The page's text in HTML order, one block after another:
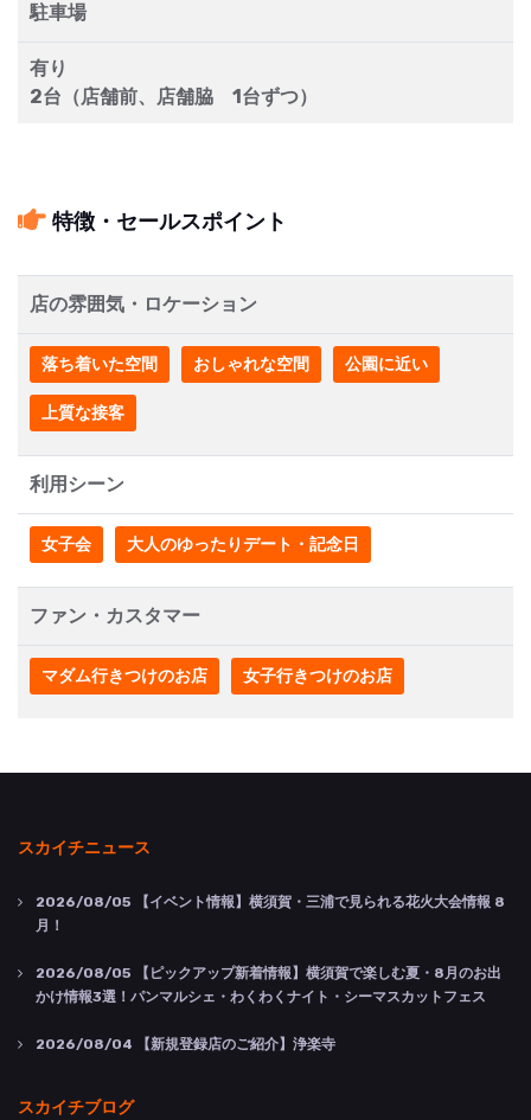
駐車場
有り
2台（店舗前、店舗脇 1台ずつ）
特徴・セールスポイント
店の雰囲気・ロケーション
落ち着いた空間 おしゃれな空間 公園に近い
上質な接客
利用シーン
女子会 大人のゆったりデート・記念日
ファン・カスタマー
マダム行きつけのお店 女子行きつけのお店
スカイチニュース
2026/08/05 【イベント情報】横須賀・三浦で見られる花火大会情報 8
月！
2026/08/05 【ピックアップ新着情報】横須賀で楽しむ夏・8月のお出
かけ情報3選！パンマルシェ・わくわくナイト・シーマスカットフェス
2026/08/04 【新規登録店のご紹介】浄楽寺
スカイチブログ